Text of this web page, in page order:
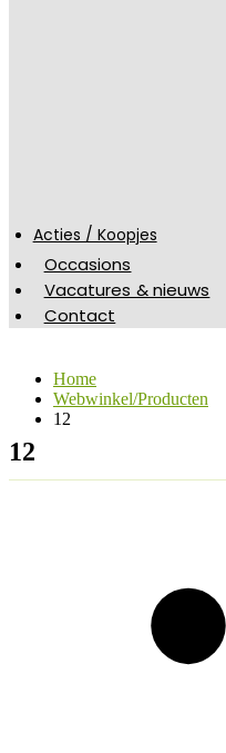
Acties / Koopjes
Occasions
Vacatures & nieuws
Contact
Home
Webwinkel/Producten
12
12